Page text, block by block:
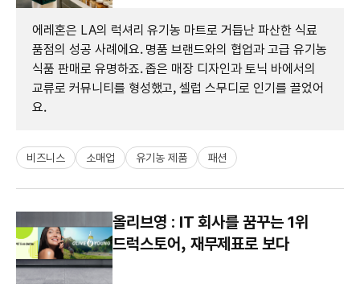
에레혼은 LA의 럭셔리 유기농 마트로 거듭난 파산한 식료
품점의 성공 사례에요. 명품 브랜드와의 협업과 고급 유기농
식품 판매로 유명하죠. 좁은 매장 디자인과 토닉 바에서의
교류로 커뮤니티를 형성했고, 셀럽 스무디로 인기를 끌었어
요.
비즈니스 소매업 유기농 제품 패션
올리브영 : IT 회사를 꿈꾸는 1위
드럭스토어, 재무제표로 보다